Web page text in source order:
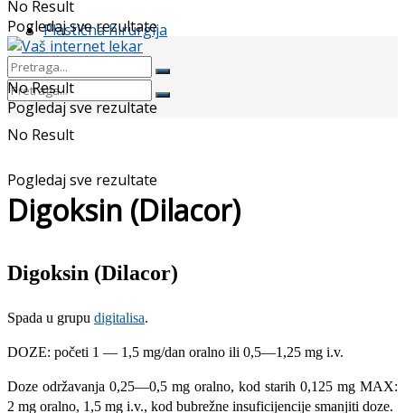
Plastična hirurgija
No Result
Pogledaj sve rezultate
No Result
Pogledaj sve rezultate
No Result
Pogledaj sve rezultate
Digoksin (Dilacor)
Digoksin (Dilacor)
Spada u grupu digitalisa.
DOZE: početi 1 — 1,5 mg/dan oralno ili 0,5—1,25 mg i.v.
Doze održavanja 0,25—0,5 mg oralno, kod starih 0,125 mg MAX:
2 mg oralno, 1,5 mg i.v., kod bubrežne insuficijencije smanjiti doze.